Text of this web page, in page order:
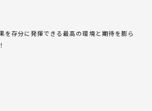
を存分に発揮できる最高の環境と期待を膨ら